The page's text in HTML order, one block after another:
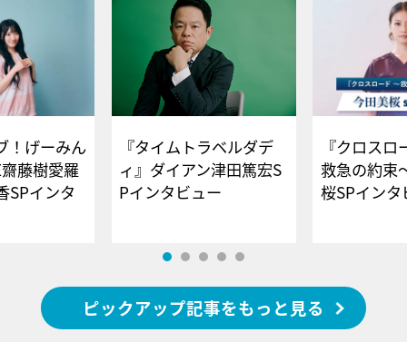
！げーみん
藤樹愛羅
SPインタ
『タイムトラベルダデ
ィ』ダイアン津田篤宏S
Pインタビュー
『クロス
救急の約束
桜SPイ
ピックアップ記事をもっと見る